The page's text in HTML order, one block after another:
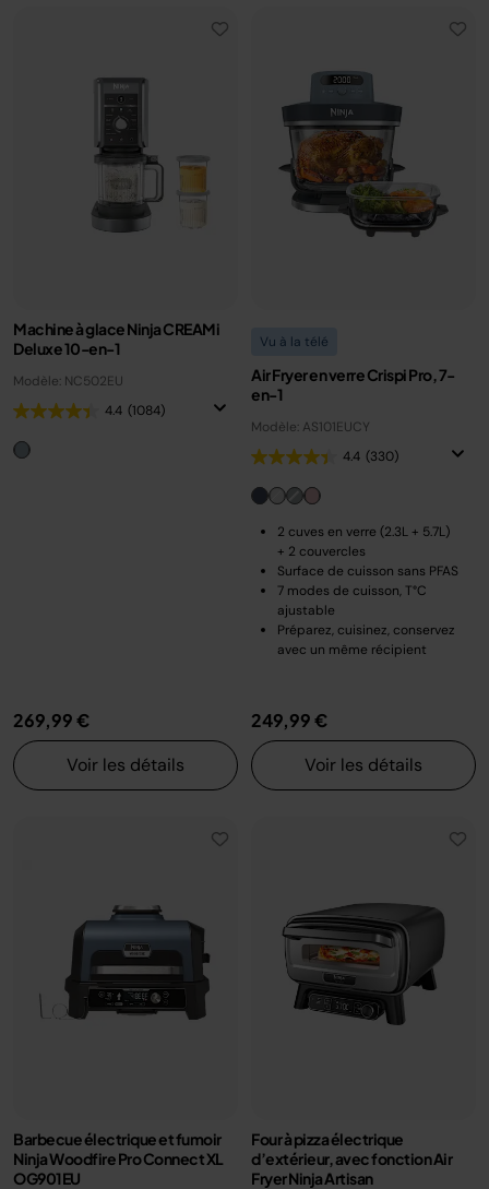
Machine à glace Ninja CREAMi
Deluxe 10-en-1
Modèle: NC502EU
4.4 (1084)
269,99 €
Voir les détails
Vu à la télé
Air Fryer en verre Crispi Pro, 7-
en-1
Modèle: AS101EUCY
4.4 (330)
2 cuves en verre (2.3L + 5.7L)
+ 2 couvercles
Surface de cuisson sans PFAS
7 modes de cuisson, T°C
ajustable
Préparez, cuisinez, conservez
avec un même récipient
249,99 €
Voir les détails
Barbecue électrique et fumoir
Ninja Woodfire Pro Connect XL
OG901EU
Four à pizza électrique
d’extérieur, avec fonction Air
Fryer Ninja Artisan